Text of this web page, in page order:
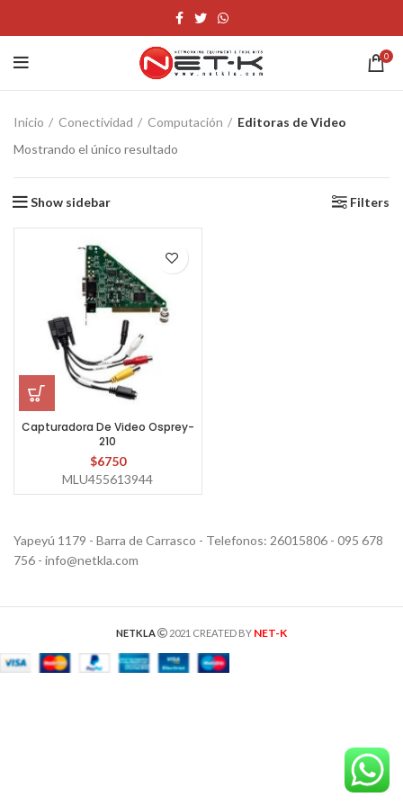
0
Inicio Conectividad Computación
Editoras de Video
Mostrando el único resultado
Show sidebar Filters
Capturadora De Video Osprey-
210
$6750
MLU455613944
Yapeyú 1179 - Barra de Carrasco - Telefonos: 26015806 - 095 678
756 - info@netkla.com
NETKLA 2021 CREATED BY NET-K